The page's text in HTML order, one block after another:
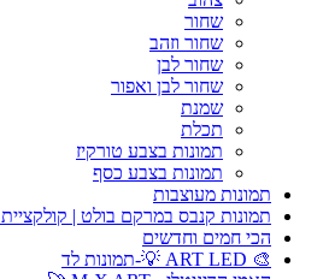
שחור
שחור וזהב
שחור לבן
שחור לבן ואפור
שמנת
תכלת
תמונות בצבע טורקיז
תמונות בצבע כסף
תמונות מעוצבות
תמונות קנבס במרקם בולט | קולקציית Art Touch
הכי חמים וחדשים
🎨 ART LED 💡-תמונות לד